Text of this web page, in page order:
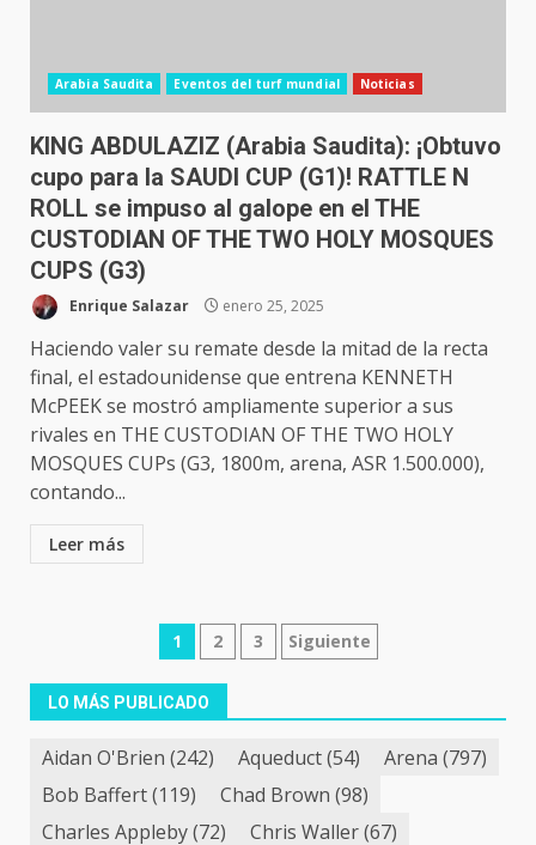
Arabia Saudita Eventos del turf mundial Noticias
KING ABDULAZIZ (Arabia Saudita): ¡Obtuvo
cupo para la SAUDI CUP (G1)! RATTLE N
ROLL se impuso al galope en el THE
CUSTODIAN OF THE TWO HOLY MOSQUES
CUPS (G3)
Enrique Salazar enero 25, 2025
Haciendo valer su remate desde la mitad de la recta
final, el estadounidense que entrena KENNETH
McPEEK se mostró ampliamente superior a sus
rivales en THE CUSTODIAN OF THE TWO HOLY
MOSQUES CUPs (G3, 1800m, arena, ASR 1.500.000),
contando...
Leer más
Navegación
de
entradas
1 2 3 Siguiente
LO MÁS PUBLICADO
Aidan O'Brien (242) Aqueduct(54) Arena (797)
Bob Baffert(119) Chad Brown (98)
Charles Appleby(72) Chris Waller(67)